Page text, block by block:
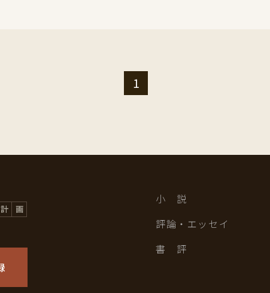
1
小 説
評論・エッセイ
書 評